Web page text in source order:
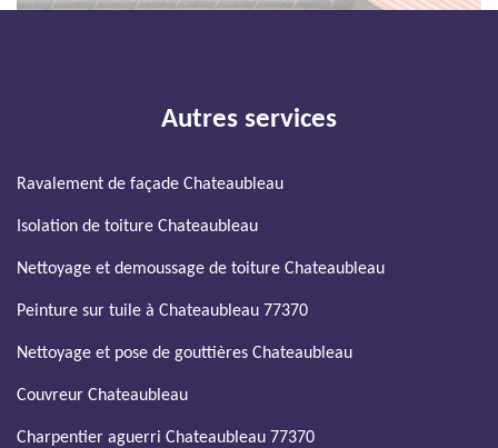
Autres services
Ravalement de façade Chateaubleau
Isolation de toiture Chateaubleau
Nettoyage et demoussage de toiture Chateaubleau
Peinture sur tuile à Chateaubleau 77370
Nettoyage et pose de gouttières Chateaubleau
Couvreur Chateaubleau
Charpentier aguerri Chateaubleau 77370